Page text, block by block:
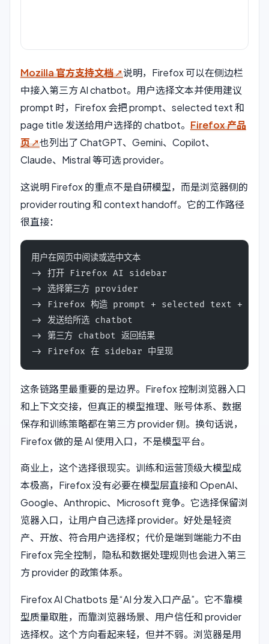
Mozilla 官方支持文档
说明，Firefox 可以在侧边栏
中接入第三方 AI chatbot。用户选择文本并使用建议
prompt 时，Firefox 会把 prompt、selected text 和
page title 发送给用户选择的 chatbot。 Firefox 产品
页
也列出了 ChatGPT、Gemini、Copilot、
Claude、Mistral 等可选 provider。
这说明 Firefox 的重点不是自研模型，而是浏览器侧的
provider routing 和 context handoff。它的工作路径
很直接：
用户在网页中阅读或选中文本
-> 打开 Firefox AI sidebar
-> 选择第三方 provider
-> Firefox 构造 prompt + selected text +
-> 发送给所选 chatbot
-> 第三方 chatbot 返回结果
-> Firefox 在 sidebar 中呈现
这条链路里最重要的是边界。Firefox 控制浏览器入口
和上下文交接，但真正的模型推理、账号体系、数据
保存和训练策略都在第三方 provider 侧。换句话说，
Firefox 做的是 AI 使用入口，不是模型平台。
商业上，这个选择很现实。训练和运营顶级大模型成
本极高，Firefox 没有必要在模型层直接和 OpenAI、
Google、Anthropic、Microsoft 竞争。它选择保留浏
览器入口，让用户自己选择 provider。好处是轻资
产、开放、符合用户选择权；代价是端到端能力不由
Firefox 完全控制，隐私和数据处理规则也会进入第三
方 provider 的政策体系。
Firefox AI Chatbots 是“AI 分发入口产品”。它不靠模
型质量取胜，而靠浏览器场景、用户信任和 provider
选择权。这个方向看起来轻，但并不弱。浏览器是用